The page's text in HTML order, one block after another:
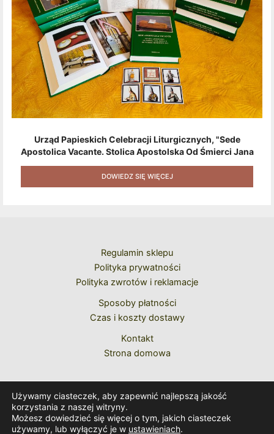
Urząd Papieskich Celebracji Liturgicznych, "Sede
Apostolica Vacante. Stolica Apostolska Od Śmierci Jana
Pawła II Do Wyboru Benedykta XVI" [2020] + Zestaw 6
Naklejek + Książka Niespodzianka + Kod Rabatowy Na
Kolejne Zakupy
DOWIEDZ SIĘ WIĘCEJ
Regulamin sklepu
Polityka prywatności
Polityka zwrotów i reklamacje
Sposoby płatności
Czas i koszty dostawy
Kontakt
Strona domowa
Używamy ciasteczek, aby zapewnić najlepszą jakość
korzystania z naszej witryny.
Możesz dowiedzieć się więcej o tym, jakich ciasteczek
używamy, lub wyłączyć je w ustawieniach.